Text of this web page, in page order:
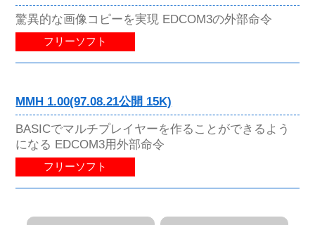
驚異的な画像コピーを実現 EDCOM3の外部命令
フリーソフト
MMH 1.00(97.08.21公開 15K)
BASICでマルチプレイヤーを作ることができるよう
になる EDCOM3用外部命令
フリーソフト